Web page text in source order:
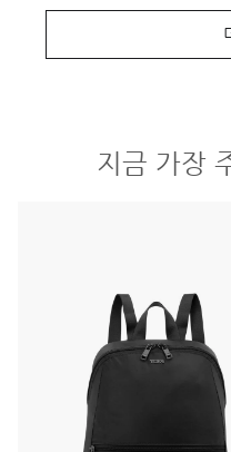
지금 가장